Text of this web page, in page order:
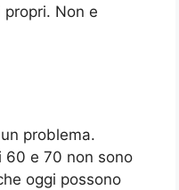
Non e
problema.
60 e 70 non sono
oggi possono